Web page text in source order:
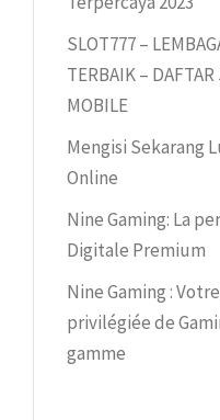
SLOT777 –
TERBAIK –
MOBILE
Mengisi Sekarang
Online
Nine Gaming: La
Digitale Premium
Nine Gaming :
privilégiée de
gamme